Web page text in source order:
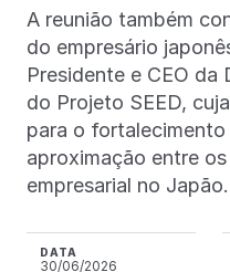
A reunião também
do empresário
Presidente e CEO da
do Projeto SEED,
para o
aproximação entre
empresarial no Japão.
DATA
30/06/2026